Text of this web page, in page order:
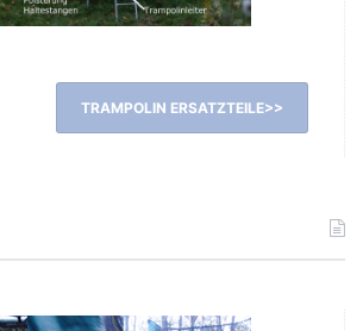
TRAMPOLIN ERSATZTEILE>>